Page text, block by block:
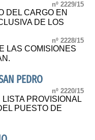
nº 2229/15
DEL CARGO EN
DE LOS
nº 2228/15
LAS COMISIONES
PEDRO
nº 2220/15
PROVISIONAL
PUESTO DE